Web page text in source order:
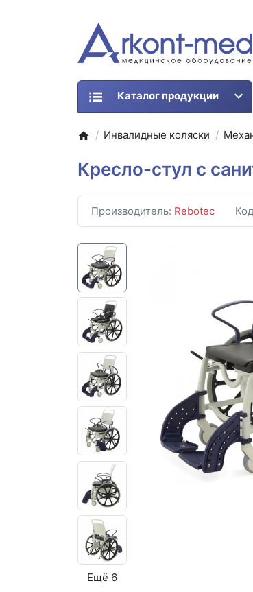
Каталог продукции
Инвалидные коляски
Кресло-стул с
Производитель: Rebotec
Ещё 6